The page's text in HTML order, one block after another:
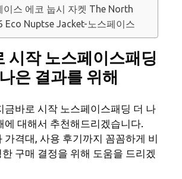
이스 에코 눕시 자켓 The North
Eco Nuptse Jacket-노스페이스
시작 노스페이스패딩
은 결과를 위해
금바로 시작 노스페이스패딩 더 나
에 대해서 추천해드리겠습니다.
가격대, 사용 후기까지 꼼꼼하게 비
구매 결정을 위해 도움을 드리겠